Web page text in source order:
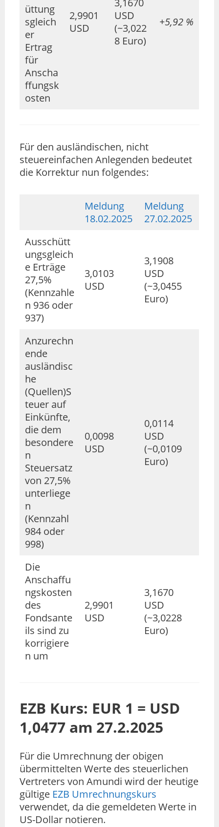
üttung
sgleich
er
Ertrag
für
Anscha
ffungsk
osten
2,9901
USD
3,1670
USD
(~3,022
8 Euro)
+5,92 %
Für den ausländischen, nicht
steuereinfachen Anlegenden bedeutet
die Korrektur nun folgendes:
Meldung
18.02.2025
Meldung
27.02.2025
Ausschütt
ungsgleich
e Erträge
27,5%
(Kennzahle
n 936 oder
937)
3,0103
USD
3,1908
USD
(~3,0455
Euro)
Anzurechn
ende
ausländisc
he
(Quellen)S
teuer auf
Einkünfte,
die dem
besondere
n
Steuersatz
von 27,5%
unterliege
n
(Kennzahl
984 oder
998)
0,0098
USD
0,0114
USD
(~0,0109
Euro)
Die
Anschaffu
ngskosten
des
Fondsante
ils sind zu
korrigiere
n um
2,9901
USD
3,1670
USD
(~3,0228
Euro)
EZB Kurs: EUR 1 = USD
1,0477 am 27.2.2025
Für die Umrechnung der obigen
übermittelten Werte des steuerlichen
Vertreters von Amundi wird der heutige
gültige EZB Umrechnungskurs
verwendet, da die gemeldeten Werte in
US-Dollar notieren.